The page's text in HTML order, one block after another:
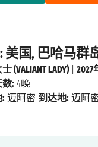
美国, 巴哈马群
(VALIANT LADY)|2027
: 4晚
迈阿密 到达地: 迈阿